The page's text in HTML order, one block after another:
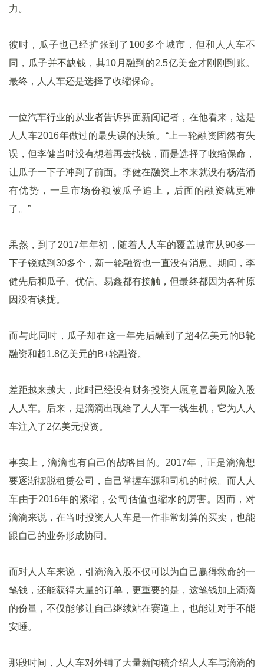
力。
彼时，瓜子也已经扩张到了100多个城市，但和人人车不
同，瓜子并不缺钱，其10月融到的2.5亿美金才刚刚到账。
最终，人人车还是选择了收缩保命。
一位汽车行业的从业者告诉界面新闻记者，在他看来，这是
人人车2016年做过的最失误的决策。“上一轮融资固然有失
误，但李健当时没有想着再去找钱，而是选择了收缩保命，
让瓜子一下子冲到了前面。李健在融资上本来就没有杨浩涌
有优势，一旦市场份额被瓜子追上，后面的融资就更难
了。”
果然，到了2017年年初，随着人人车的覆盖城市从90多一
下子锐减到30多个，新一轮融资也一直没有消息。期间，李
健先后和瓜子、优信、易鑫都有接触，但最终都因为各种原
因没有谈拢。
而与此同时，瓜子却在这一年先后融到了超4亿美元的B轮
融资和超1.8亿美元的B+轮融资。
差距越来越大，此时已经没有财务投资人愿意冒着风险入股
人人车。后来，是滴滴出现给了人人车一线生机，它为人人
车注入了2亿美元投资。
事实上，滴滴也有自己的战略目的。2017年，正是滴滴想
要逐渐摆脱租赁公司，自己掌握车源和司机的时候。而人人
车由于2016年的紧缩，公司估值也缩水的厉害。因而，对
滴滴来说，在当时投资人人车是一件非常划算的买卖，也能
跟自己的业务形成协同。
而对人人车来说，引滴滴入股不仅可以为自己赢得救命的一
笔钱，还能获得大量的订单，更重要的是，这笔钱加上滴滴
的份量，不仅能够让自己继续站在赛道上，也能让对手不能
安睡。
那段时间，人人车对外铺了大量新闻稿介绍人人车与滴滴的